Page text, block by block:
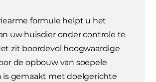
formule helpt u het
uw huisdier onder controle te
zit boordevol hoogwaardige
de opbouw van soepele
is gemaakt met doelgerichte